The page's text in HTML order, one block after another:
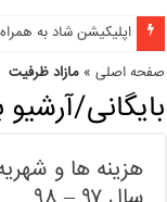
اپلیکیشن شاد به
دفترچه انتخاب رشته کنکور سراسری
صفحه اصلی »مازاد ظرفیت
بایگانی/
هزینه ها و